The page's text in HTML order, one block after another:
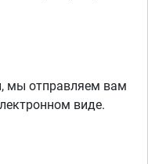
мы отправляем вам
виде.